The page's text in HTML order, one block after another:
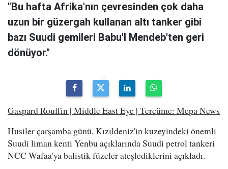
"Bu hafta Afrika'nın çevresinden çok daha
uzun bir güzergah kullanan altı tanker gibi
bazı Suudi gemileri Babu'l Mendeb'ten geri
dönüyor."
Gaspard Rouffin | Middle East Eye | Tercüme: Mepa News
Husiler çarşamba günü, Kızıldeniz'in kuzeyindeki önemli
Suudi liman kenti Yenbu açıklarında Suudi petrol tankeri
NCC Wafaa'ya balistik füzeler ateşlediklerini açıkladı.